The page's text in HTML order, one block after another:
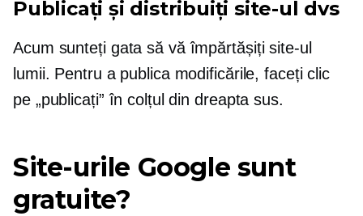
Publicați și distribuiți site-ul dvs
Acum sunteți gata să vă împărtășiți site-ul
lumii. Pentru a publica modificările, faceți clic
pe „publicați” în colțul din dreapta sus.
Site-urile Google sunt
gratuite?